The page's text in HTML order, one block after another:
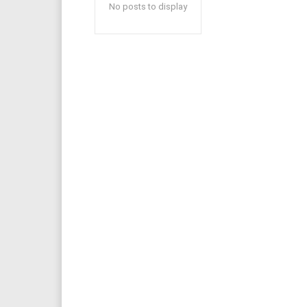
No posts to display